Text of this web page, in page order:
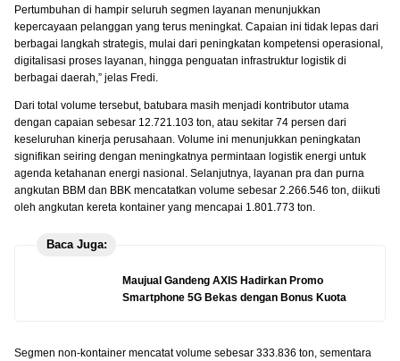
Pertumbuhan di hampir seluruh segmen layanan menunjukkan
kepercayaan pelanggan yang terus meningkat. Capaian ini tidak lepas dari
berbagai langkah strategis, mulai dari peningkatan kompetensi operasional,
digitalisasi proses layanan, hingga penguatan infrastruktur logistik di
berbagai daerah,” jelas Fredi.
Dari total volume tersebut, batubara masih menjadi kontributor utama
dengan capaian sebesar 12.721.103 ton, atau sekitar 74 persen dari
keseluruhan kinerja perusahaan. Volume ini menunjukkan peningkatan
signifikan seiring dengan meningkatnya permintaan logistik energi untuk
agenda ketahanan energi nasional. Selanjutnya, layanan pra dan purna
angkutan BBM dan BBK mencatatkan volume sebesar 2.266.546 ton, diikuti
oleh angkutan kereta kontainer yang mencapai 1.801.773 ton.
Baca Juga:
Maujual Gandeng AXIS Hadirkan Promo
Smartphone 5G Bekas dengan Bonus Kuota
Segmen non-kontainer mencatat volume sebesar 333.836 ton, sementara